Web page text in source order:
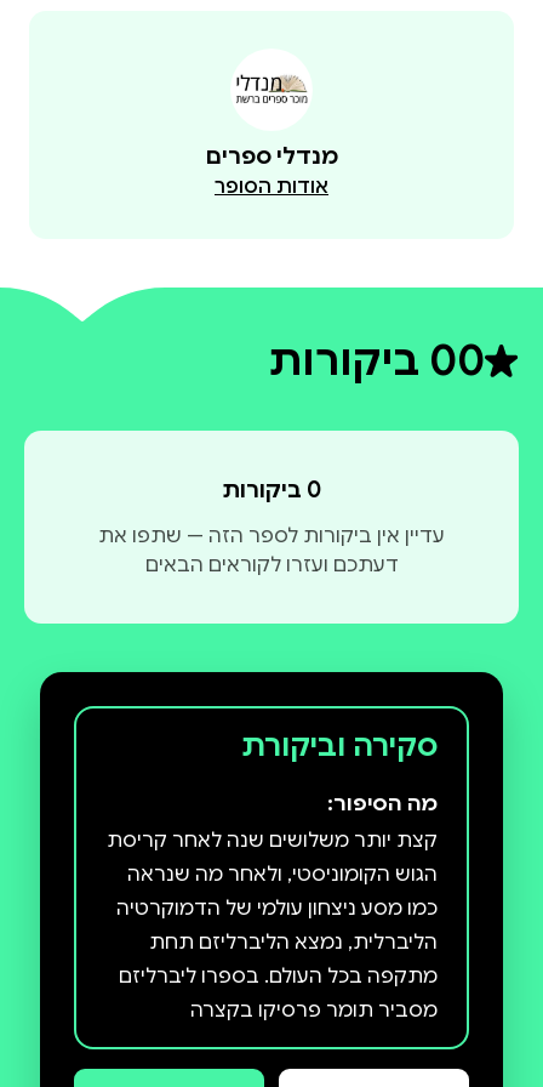
מנדלי ספרים
אודות הסופר
0דירוג ממוצע 0 מתוך 5
0 ביקורות
0 ביקורות
עדיין אין ביקורות לספר הזה — שתפו את
דעתכם ועזרו לקוראים הבאים
סקירה וביקורת
מה הסיפור:
קצת יותר משלושים שנה לאחר קריסת
הגוש הקומוניסטי, ולאחר מה שנראה
כמו מסע ניצחון עולמי של הדמוקרטיה
הליברלית, נמצא הליברליזם תחת
מתקפה בכל העולם. בספרו ליברליזם
מסביר תומר פרסיקו בקצרה
ובבהירות מהו ליברליזם, מהם שורשיו
ומדוע נקלע הסדר הליברלי למשבר